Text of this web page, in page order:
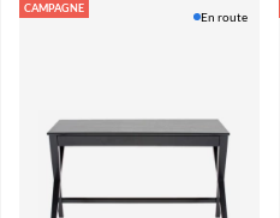
CAMPAGNE
En route